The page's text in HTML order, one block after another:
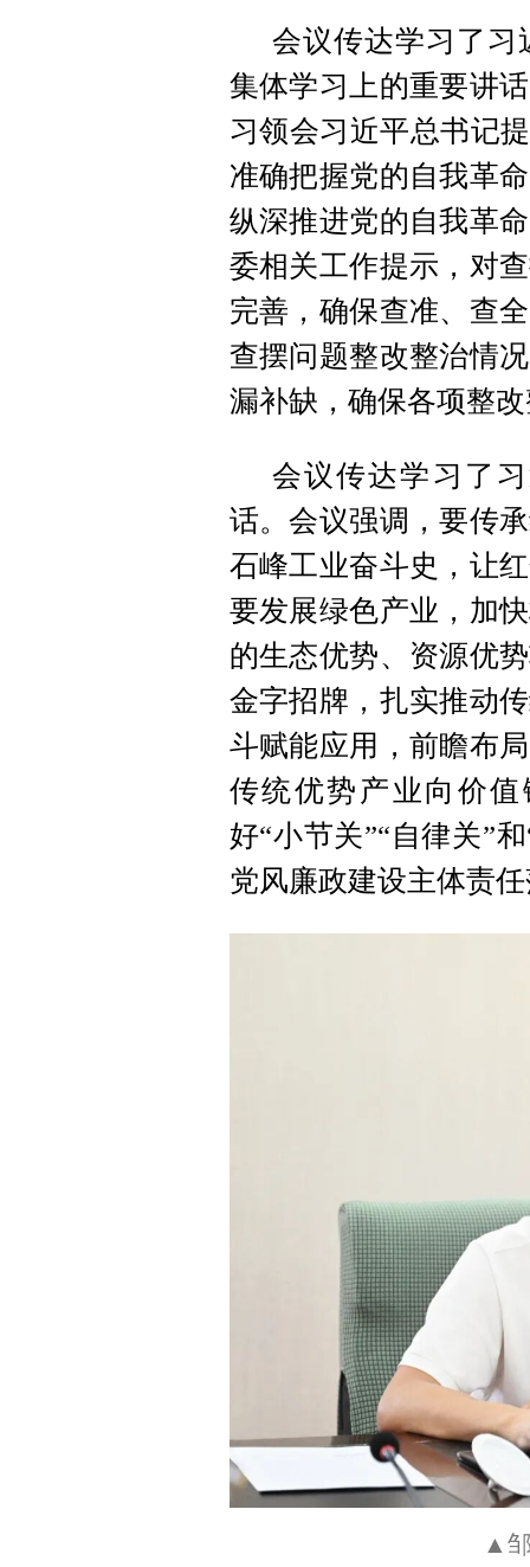
会议传达学习了习
集体学习上的重要讲
习领会习近平总书记
准确把握党的自我革
纵深推进党的自我革
委相关工作提示，对
完善，确保查准、查
查摆问题整改整治情
漏补缺，确保各项整
会议传达学习了
话。会议强调，要传
石峰工业奋斗史，让
要发展绿色产业，加
的生态优势、资源优
金字招牌，扎实推动
斗赋能应用，前瞻布
传统优势产业向价
好“小节关”“自律关”
党风廉政建设主体责
▲